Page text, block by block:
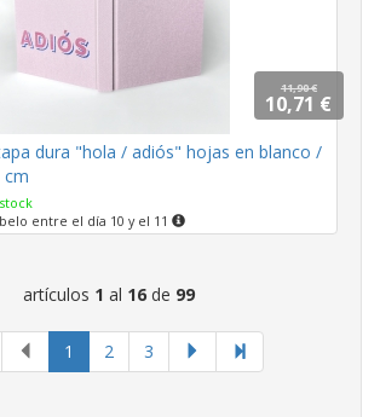
11,90 €
10,71 €
dura "hola / adiós" hojas en blanco /
cm
entre el día 10 y el 11
artículos 1 al 16 de 99
1
página
actual
2 3